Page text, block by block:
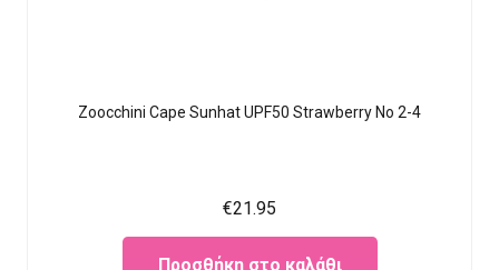
Zoocchini Cape Sunhat UPF50 Strawberry No 2-4
€21.95
Προσθήκη στο καλάθι